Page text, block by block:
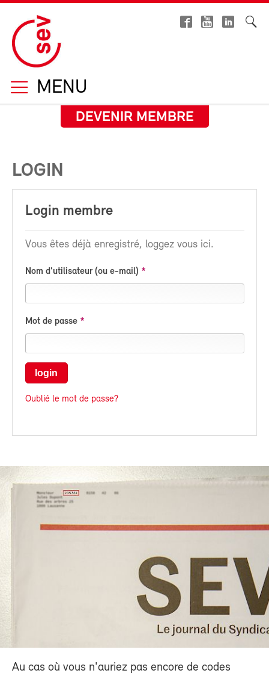
MENU
DEVENIR MEMBRE
LOGIN
Login membre
Vous êtes déjà enregistré, loggez vous ici.
Nom d'utilisateur (ou e-mail)
Mot de passe
login
Oublié le mot de passe?
Au cas où vous n'auriez pas encore de codes